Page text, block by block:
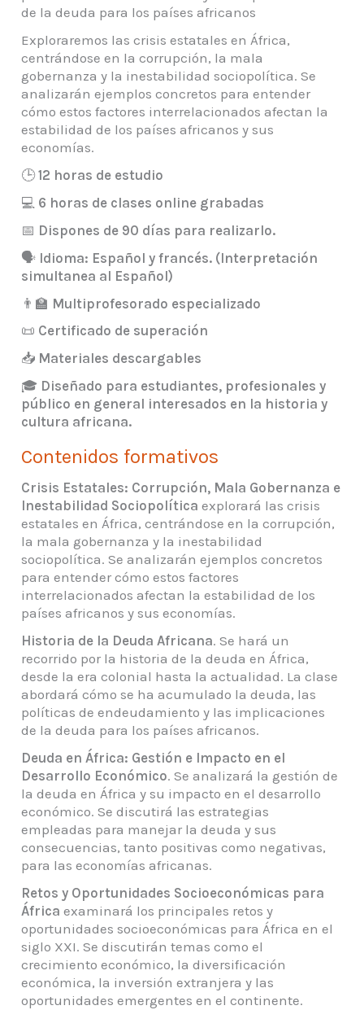
de la deuda para los países africanos
Exploraremos las crisis estatales en África,
centrándose en la corrupción, la mala
gobernanza y la inestabilidad sociopolítica. Se
analizarán ejemplos concretos para entender
cómo estos factores interrelacionados afectan la
estabilidad de los países africanos y sus
economías.
🕒12 horas de estudio
💻 6 horas de clases online grabadas
📅 Dispones de 90 días para realizarlo.
🗣️ Idioma: Español y francés. (Interpretación
simultanea al Español)
👨‍🏫 Multiprofesorado especializado
📜 Certificado de superación
📥 Materiales descargables
🎓 Diseñado para estudiantes, profesionales y
público en general interesados en la historia y
cultura africana.
Contenidos formativos
Crisis Estatales: Corrupción, Mala Gobernanza e
Inestabilidad Sociopolítica explorará las crisis
estatales en África, centrándose en la corrupción,
la mala gobernanza y la inestabilidad
sociopolítica. Se analizarán ejemplos concretos
para entender cómo estos factores
interrelacionados afectan la estabilidad de los
países africanos y sus economías.
Historia de la Deuda Africana.Se hará un
recorrido por la historia de la deuda en África,
desde la era colonial hasta la actualidad. La clase
abordará cómo se ha acumulado la deuda, las
políticas de endeudamiento y las implicaciones
de la deuda para los países africanos.
Deuda en África: Gestión e Impacto en el
Desarrollo Económico.Se analizará la gestión de
la deuda en África y su impacto en el desarrollo
económico. Se discutirá las estrategias
empleadas para manejar la deuda y sus
consecuencias, tanto positivas como negativas,
para las economías africanas.
Retos y Oportunidades Socioeconómicas para
Áfricaexaminará los principales retos y
oportunidades socioeconómicas para África en el
siglo XXI. Se discutirán temas como el
crecimiento económico, la diversificación
económica, la inversión extranjera y las
oportunidades emergentes en el continente.